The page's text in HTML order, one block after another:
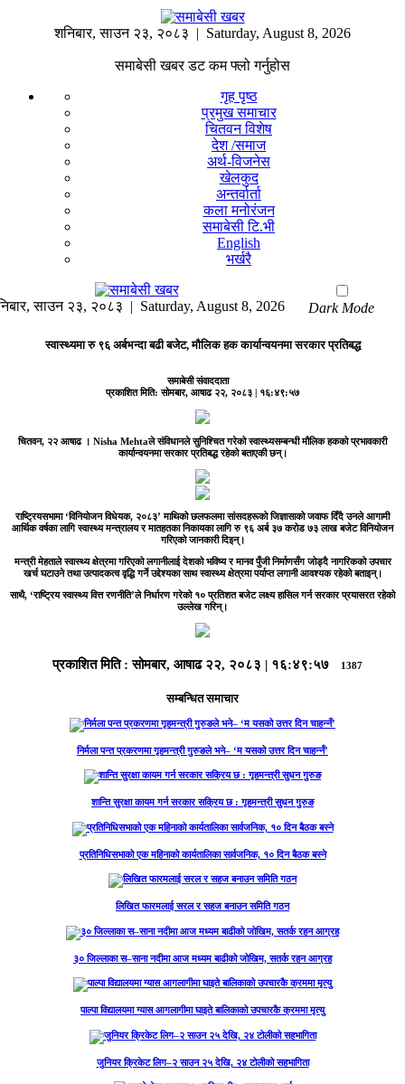
शनिबार,साउन २३, २०८३ | Saturday, August 8, 2026
समाबेसी खबर डट कम फ्लो गर्नुहोस
गृह पृष्ठ
प्रमुख समाचार
चितवन विशेष
देश /समाज
अर्थ-विजनेस
खेलकुद
अन्तर्वार्ता
कला मनोरंजन
समाबेसी टि.भी
English
भर्खरै
,साउन २३, २०८३ | Saturday, August 8, 2026 Dark Mode
स्वास्थ्यमा रु ९६ अर्बभन्दा बढी बजेट, मौलिक हक कार्यान्वयनमा सरकार प्रतिबद्ध
समाबेसी संवाददाता
प्रकाशित मिति:सोमबार, आषाढ २२, २०८३ | १६:४९:५७
चितवन, २२ आषाढ । Nisha Mehtaले संविधानले सुनिश्चित गरेको स्वास्थ्यसम्बन्धी मौलिक हकको प्रभावकारी
कार्यान्वयनमा सरकार प्रतिबद्ध रहेको बताएकी छन्।
राष्ट्रियसभामा ‘विनियोजन विधेयक, २०८३’ माथिको छलफलमा सांसदहरूको जिज्ञासाको जवाफ दिँदै उनले आगामी
आर्थिक वर्षका लागि स्वास्थ्य मन्त्रालय र मातहतका निकायका लागि रु ९६ अर्ब ३७ करोड ७३ लाख बजेट विनियोजन
गरिएको जानकारी दिइन्।
मन्त्री मेहताले स्वास्थ्य क्षेत्रमा गरिएको लगानीलाई देशको भविष्य र मानव पुँजी निर्माणसँग जोड्दै नागरिकको उपचार
खर्च घटाउने तथा उत्पादकत्व वृद्धि गर्ने उद्देश्यका साथ स्वास्थ्य क्षेत्रमा पर्याप्त लगानी आवश्यक रहेको बताइन्।
साथै, ‘राष्ट्रिय स्वास्थ्य वित्त रणनीति’ले निर्धारण गरेको १० प्रतिशत बजेट लक्ष्य हासिल गर्न सरकार प्रयासरत रहेको
उल्लेख गरिन्।
प्रकाशित मिति :सोमबार, आषाढ २२, २०८३ | १६:४९:५७ 1387
सम्बन्धित समाचार
निर्मला पन्त प्रकरणमा गृहमन्त्री गुरुङले भने– ‘म यसको उत्तर दिन चाहन्नँ’
शान्ति सुरक्षा कायम गर्न सरकार सक्रिय छ : गृहमन्त्री सुधन गुरुङ
प्रतिनिधिसभाको एक महिनाको कार्यतालिका सार्वजनिक, १० दिन बैठक बस्ने
लिखित फारमलाई सरल र सहज बनाउन समिति गठन
३० जिल्लाका स–साना नदीमा आज मध्यम बाढीको जोखिम, सतर्क रहन आग्रह
पाल्पा विद्यालयमा ग्यास आगलागीमा घाइते बालिकाको उपचारकै क्रममा मृत्यु
जुनियर क्रिकेट लिग–२ साउन २५ देखि, २४ टोलीको सहभागिता